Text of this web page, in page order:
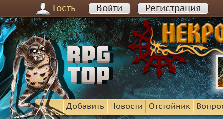
Гость Войти Регистрация
Добавить Новости Отстойник